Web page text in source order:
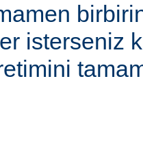
isterseniz